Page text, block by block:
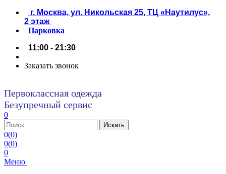
г. Москва, ул. Никольская 25, ТЦ «Наутилус»,
2 этаж
Парковка
11:00 - 21:30
Заказать звонок
Первоклассная одежда
Безупречный сервис
0
0(0)
0(0)
0
Меню